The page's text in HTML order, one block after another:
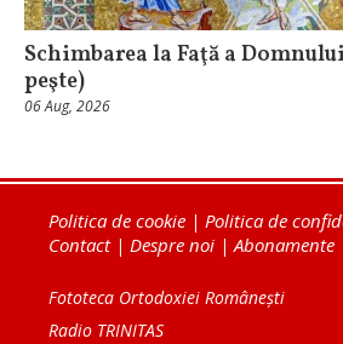
Schimbarea la Faţă a
peşte)
06 Aug, 2026
Politica de cookie | Politica de
Contact| Despre noi |Abonamente
Fototeca Ortodoxiei Românești
Radio TRINITAS